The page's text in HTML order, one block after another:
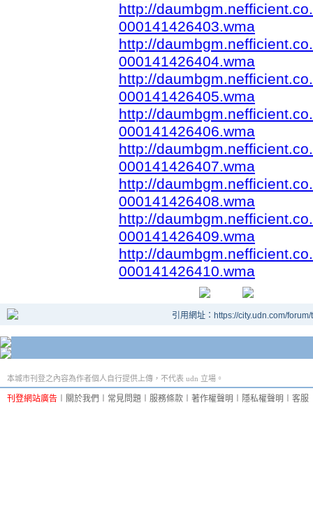
http://
000141426403.wma
http://
000141426404.wma
http://
000141426405.wma
http://
000141426406.wma
http://
000141426407.wma
http://
000141426408.wma
http://
000141426409.wma
http://
000141426410.wma
引用網址：https://city.udn.com/
本城市刊登之內容為作者個人自行提供上傳，不代表 udn 立場。
刊登網站廣告 關於我們 常見問題 服務條款 著作權聲明 隱私權聲明 客服